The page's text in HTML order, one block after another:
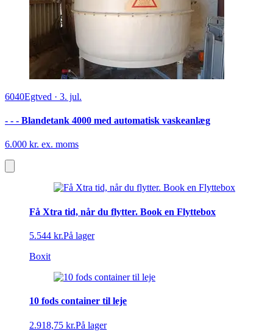
6040Egtved · 3. jul.
- - - Blandetank 4000 med automatisk vaskeanlæg
6.000 kr. ex. moms
Få Xtra tid, når du flytter. Book en Flyttebox
5.544 kr.På lager
Boxit
10 fods container til leje
2.918,75 kr.På lager